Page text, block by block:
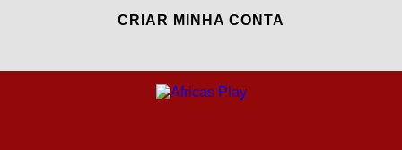
CRIAR MINHA CONTA